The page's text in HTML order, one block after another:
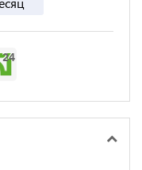
24